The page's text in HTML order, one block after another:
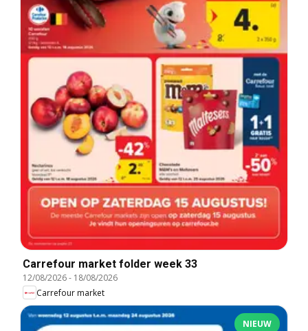
Carrefour market folder week 33
12/08/2026- 18/08/2026
Carrefour market
NIEUW